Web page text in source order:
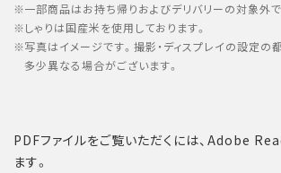
一部商品はお持ち帰りおよびデリバリーの対象外で
しゃりは国産米を使用しております。
写真はイメージです。撮影・ディスプレイの設定の
多少異なる場合がございます。
PDFファイルをご覧いただくには、Adobe
ます。